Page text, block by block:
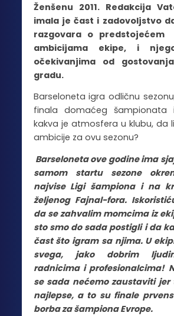
Ženšenu 2011. Redakcija
imala je čast i zadovoljstvo
razgovara o predstojećem
ambicijama ekipe, i
očekivanjima od
gradu.
Barseloneta igra odličnu
finala domaćeg šampionata
kakva je atmosfera u klubu, da
ambicije za ovu sezonu?
Barseloneta ove godine ima
samom startu sezone
najvise Ligi šampiona i na
željenog Fajnal-fora.
da se zahvalim momcima iz
sto smo do sada postigli i da
čast što igram sa njima. U
svega, jako dobrim
radnicima i profesionalcima!
se sada nećemo zaustaviti jer
najlepse, a to su finale
borba za šampiona Evrope.